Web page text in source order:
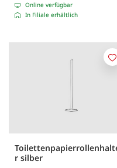
Online verfügbar
In Filiale erhältlich
r silber